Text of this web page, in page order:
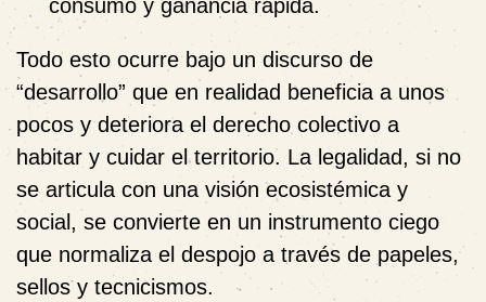
consumo y ganancia rápida.
Todo esto ocurre bajo un discurso de
“desarrollo” que en realidad beneficia a unos
pocos y deteriora el derecho colectivo a
habitar y cuidar el territorio. La legalidad, si no
se articula con una visión ecosistémica y
social, se convierte en un instrumento ciego
que normaliza el despojo a través de papeles,
sellos y tecnicismos.